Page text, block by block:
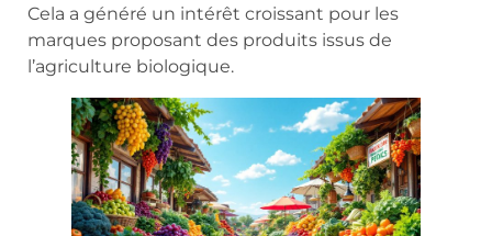
Cela a généré un intérêt croissant pour les
marques proposant des produits issus de
l’agriculture biologique.